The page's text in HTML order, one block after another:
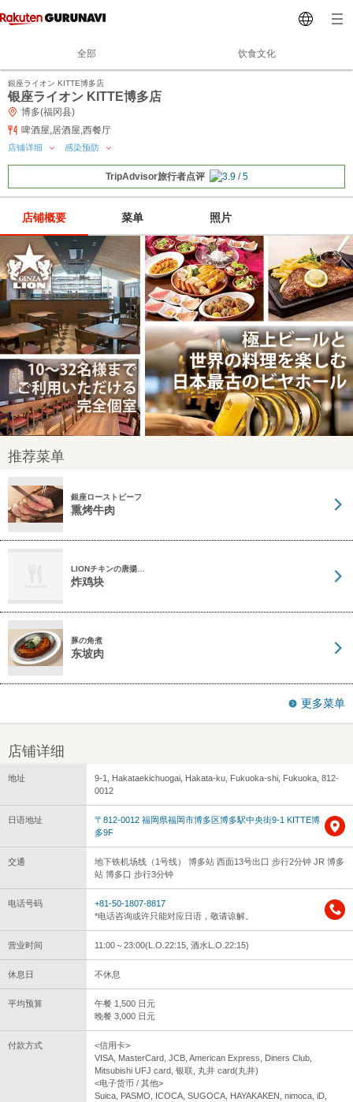
全部 饮食文化
銀座ライオン KITTE博多店
银座ライオン KITTE博多店
博多(福冈县)
啤酒屋,居酒屋,西餐厅
店铺详细 感染预防
TripAdvisor旅行者点评
店铺概要 菜单 照片
推荐菜单
銀座ローストビーフ
熏烤牛肉
LIONチキンの唐揚…
炸鸡块
豚の角煮
东坡肉
更多菜单
店铺详细
地址
9-1, Hakataekichuogai, Hakata-ku, Fukuoka-shi, Fukuoka, 812-
0012
日语地址
〒812-0012 福岡県福岡市博多区博多駅中央街9-1 KITTE博
多9F
交通
地下铁机场线（1号线） 博多站 西面13号出口 步行2分钟 JR 博多
站 博多口 步行3分钟
电话号码
+81-50-1807-8817
*电话咨询或许只能对应日语，敬请谅解。
营业时间 11:00～23:00(L.O.22:15, 酒水L.O.22:15)
休息日 不休息
平均预算
午餐 1,500 日元
晚餐 3,000 日元
付款方式
<信用卡>
VISA, MasterCard, JCB, American Express, Diners Club,
Mitsubishi UFJ card, 银联, 丸井 card(丸井)
<电子货币 / 其他>
Suica, PASMO, ICOCA, SUGOCA, HAYAKAKEN, nimoca, iD,